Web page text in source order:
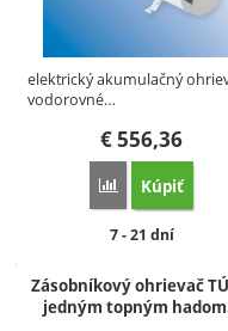
elektrický akumulačný
vodorovné…
€556,36
Porovnať
Kúpiť
Dostupnosť:
7 - 21 dní
Zásobníkový ohrievač
jedným topným